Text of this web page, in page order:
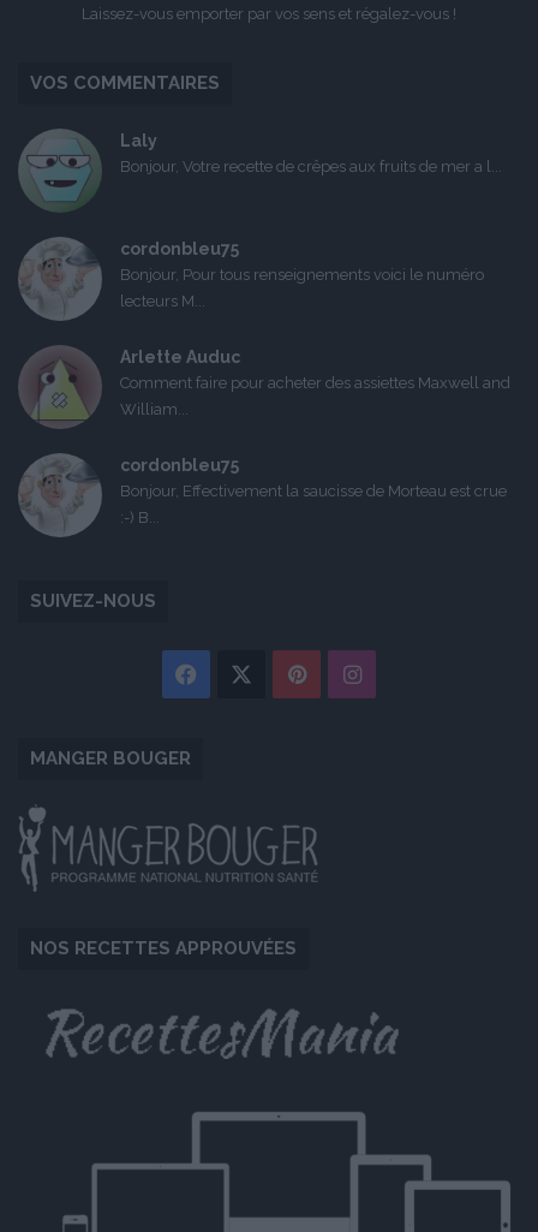
Laissez-vous emporter par vos sens et régalez-vous !
VOS COMMENTAIRES
Laly
Bonjour, Votre recette de crêpes aux fruits de mer a l...
cordonbleu75
Bonjour, Pour tous renseignements voici le numéro
lecteurs M...
Arlette Auduc
Comment faire pour acheter des assiettes Maxwell and
William...
cordonbleu75
Bonjour, Effectivement la saucisse de Morteau est crue
:-) B...
SUIVEZ-NOUS
Facebook PinterestInstagram
MANGER BOUGER
NOS RECETTES APPROUVÉES